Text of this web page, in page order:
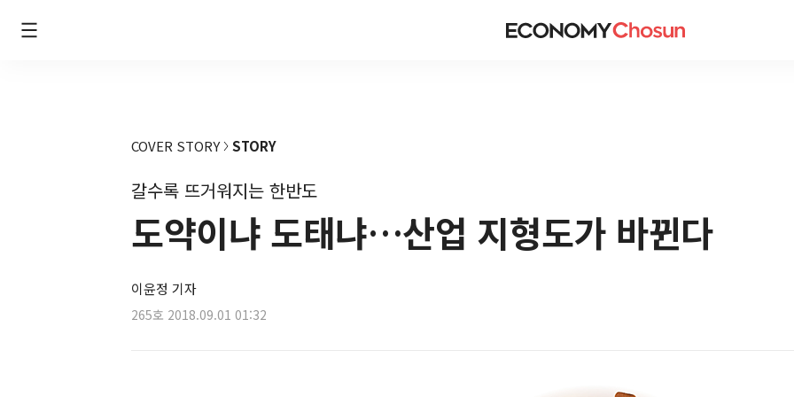
COVER STORY STORY
갈수록 뜨거워지는 한반도
도약이냐 도태냐…산업 지형도가 바뀐다
이윤정 기자
265호 2018.09.01 01:32